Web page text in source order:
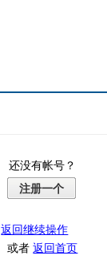
还没有帐号？
注册一个
返回继续操作
或者返回首页